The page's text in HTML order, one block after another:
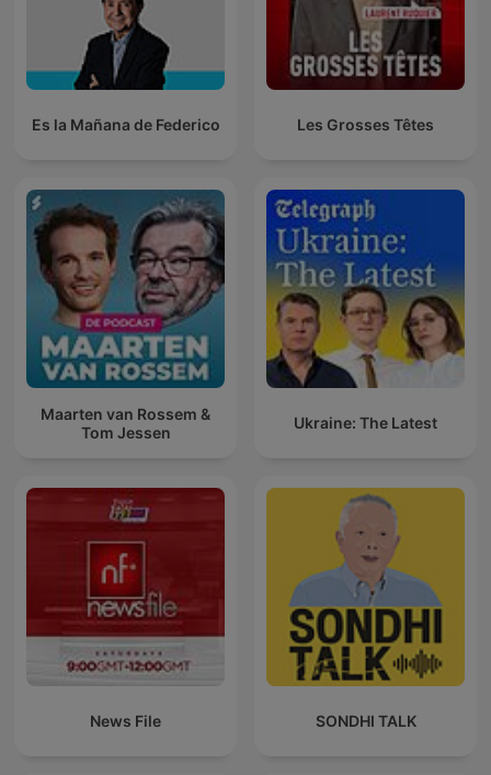
Es la Mañana de Federico Les Grosses Têtes
Maarten van Rossem &
Tom Jessen
Ukraine: The Latest
News File SONDHI TALK